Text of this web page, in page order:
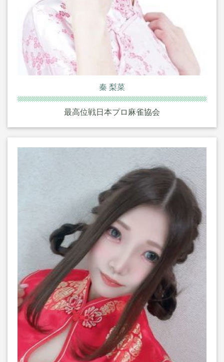
秦 梨菜
最高位戦日本プロ麻雀協会